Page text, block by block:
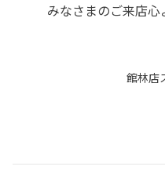
みなさまのご来店心
館林店